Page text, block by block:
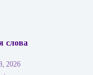
Тож
слова
2026